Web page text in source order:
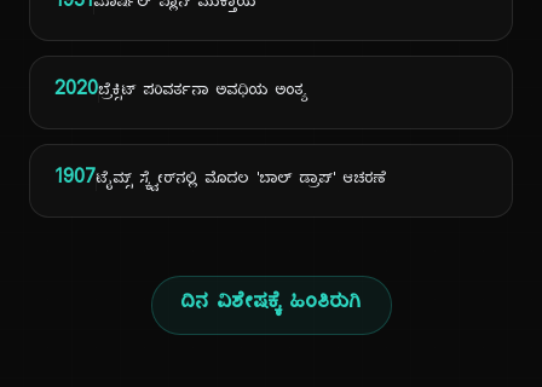
2020ಬ್ರೆಕ್ಸಿಟ್ ಪರಿವರ್ತನಾ ಅವಧಿಯ ಅಂತ್ಯ
1907ಟೈಮ್ಸ್ ಸ್ಕ್ವೇರ್‌ನಲ್ಲಿ ಮೊದಲ 'ಬಾಲ್ ಡ್ರಾಪ್' ಆಚರಣೆ
ದಿನ ವಿಶೇಷಕ್ಕೆ ಹಿಂತಿರುಗಿ